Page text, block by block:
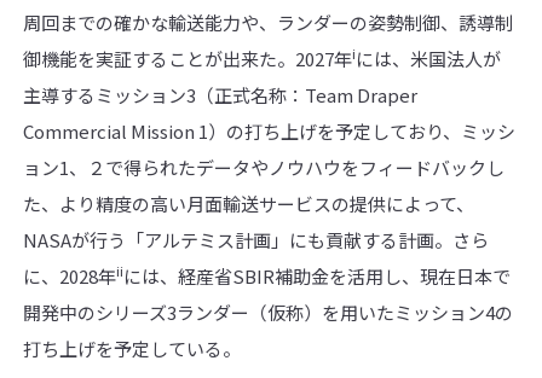
周回までの確かな輸送能力や、ランダーの姿勢制御、誘導制
御機能を実証することが出来た。2027年iには、米国法人が
主導するミッション3（正式名称：Team Draper
Commercial Mission 1）の打ち上げを予定しており、ミッシ
ョン1、２で得られたデータやノウハウをフィードバックし
た、より精度の高い月面輸送サービスの提供によって、
NASAが行う「アルテミス計画」にも貢献する計画。さら
に、2028年iiには、経産省SBIR補助金を活用し、現在日本で
開発中のシリーズ3ランダー（仮称）を用いたミッション4の
打ち上げを予定している。